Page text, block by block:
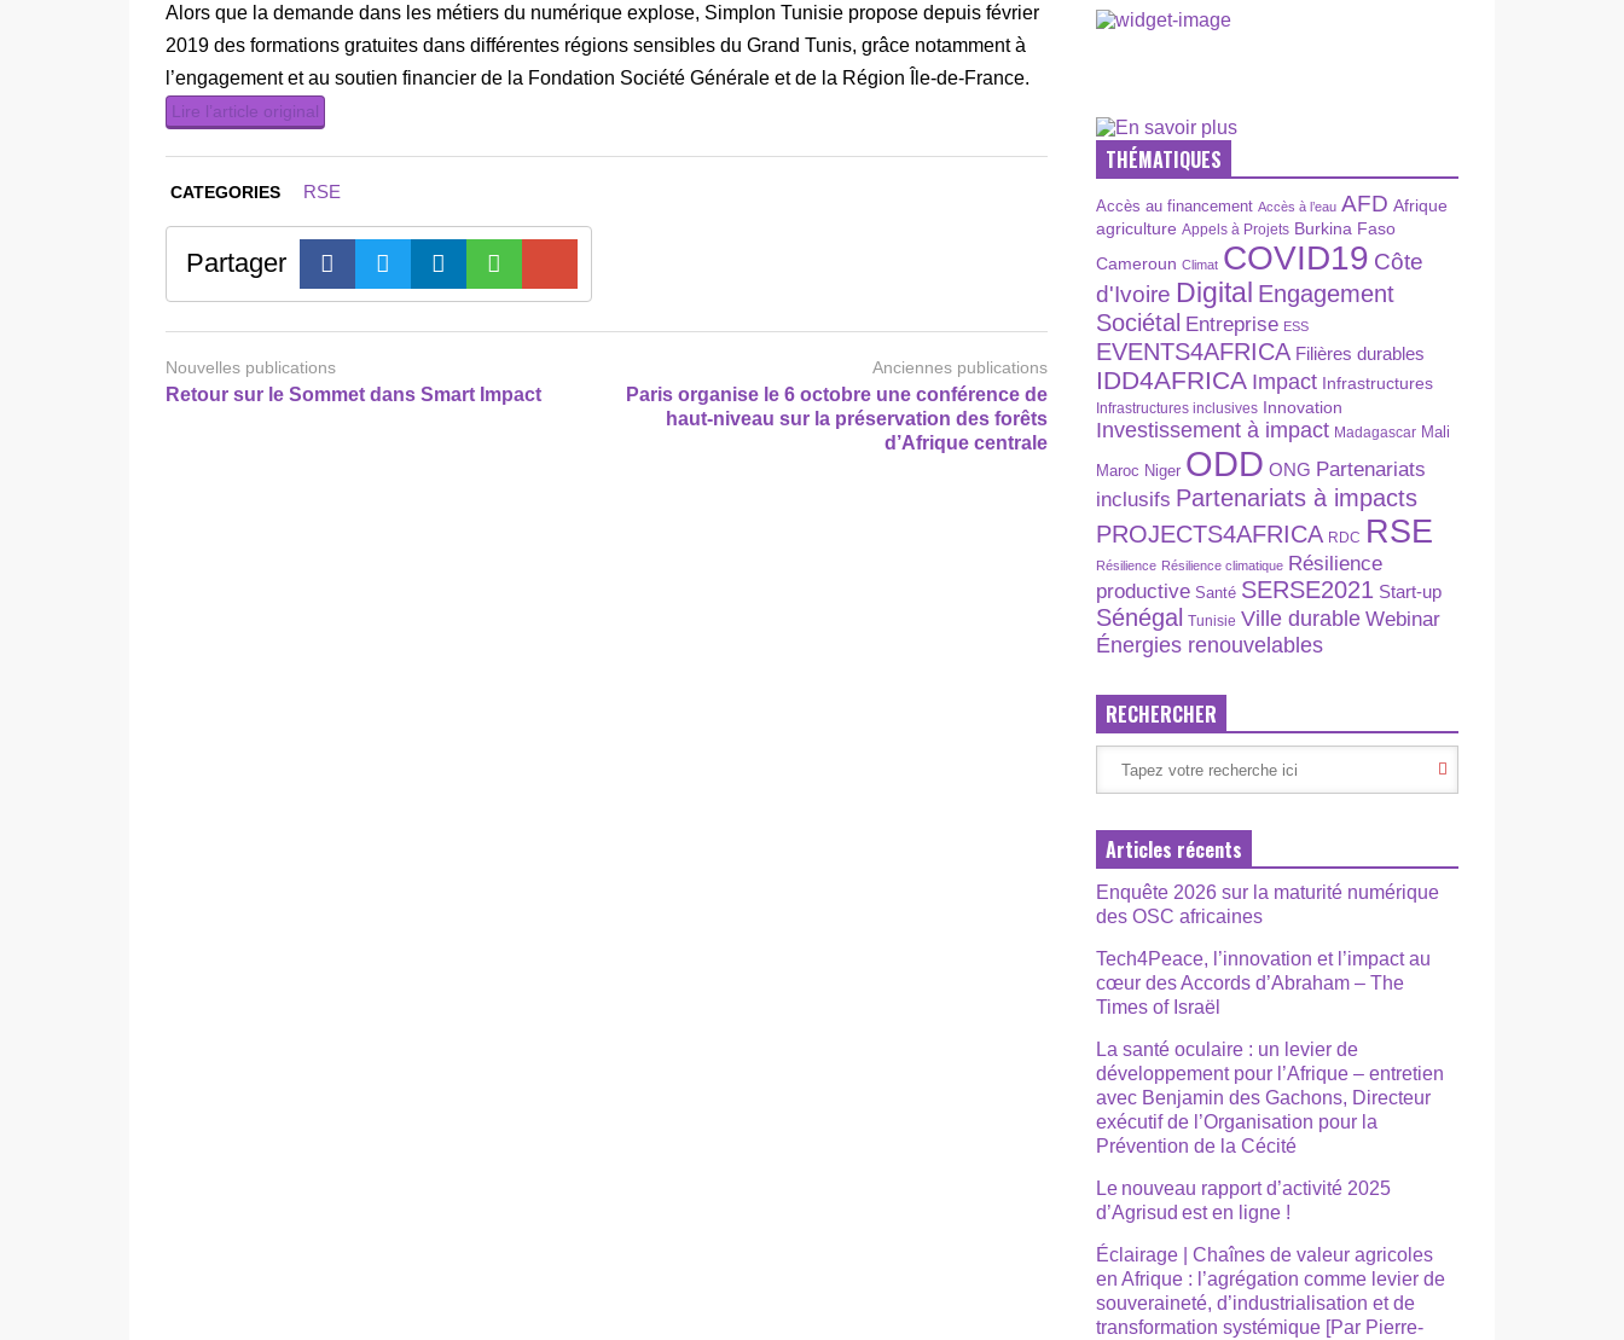
Alors que la demande dans les métiers du numérique explose, Simplon Tunisie propose depuis février
2019 des formations gratuites dans différentes régions sensibles du Grand Tunis, grâce notamment à
l’engagement et au soutien financier de la Fondation Société Générale et de la Région Île-de-France.
Lire l’article original
CATEGORIES RSE
Partager
Nouvelles publications
Retour sur le Sommet dans Smart Impact
Anciennes publications
Paris organise le 6 octobre une conférence de
haut-niveau sur la préservation des forêts
d’Afrique centrale
THÉMATIQUES
Accès au financement Accès à l’eau AFD Afrique
agriculture Appels à Projets Burkina Faso
Cameroun Climat COVID19 Côte
d'Ivoire Digital Engagement
Sociétal Entreprise ESS
EVENTS4AFRICA Filières durables
IDD4AFRICA Impact Infrastructures
Infrastructures inclusives Innovation
Investissement à impact Madagascar Mali
Maroc Niger ODD ONG Partenariats
inclusifs Partenariats à impacts
PROJECTS4AFRICA RDC RSE
Résilience Résilience climatique Résilience
productive Santé SERSE2021 Start-up
Sénégal Tunisie Ville durable Webinar
Énergies renouvelables
RECHERCHER
Articles récents
Enquête 2026 sur la maturité numérique
des OSC africaines
Tech4Peace, l’innovation et l’impact au
cœur des Accords d’Abraham – The
Times of Israël
La santé oculaire : un levier de
développement pour l’Afrique – entretien
avec Benjamin des Gachons, Directeur
exécutif de l’Organisation pour la
Prévention de la Cécité
Le nouveau rapport d’activité 2025
d’Agrisud est en ligne !
Éclairage | Chaînes de valeur agricoles
en Afrique : l’agrégation comme levier de
souveraineté, d’industrialisation et de
transformation systémique [Par Pierre-